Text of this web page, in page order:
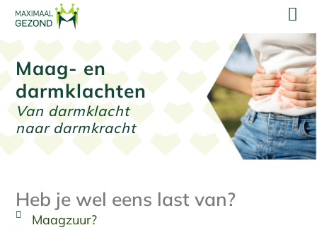
Maag- en
darmklachten
Van darmklacht
naar darmkracht
Heb je wel eens last van?
Maagzuur?